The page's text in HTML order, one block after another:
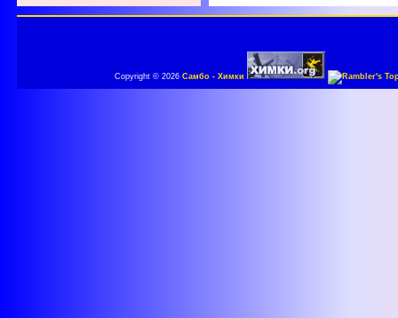
Copyright © 2026Самбо - Химки